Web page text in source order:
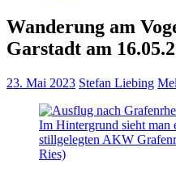
Wanderung am
Garstadt am
23. Mai 2023 Stefan Liebing
Im Hintergrund sieht man
stillgelegten AKW
Ries)